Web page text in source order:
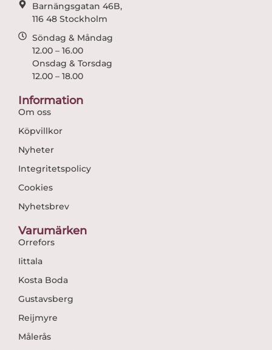
Barnängsgatan 46B,
116 48 Stockholm
Söndag & Måndag
12.00 – 16.00
Onsdag & Torsdag
12.00 – 18.00
Information
Om oss
Köpvillkor
Nyheter
Integritetspolicy
Cookies
Nyhetsbrev
Varumärken
Orrefors
Iittala
Kosta Boda
Gustavsberg
Reijmyre
Målerås